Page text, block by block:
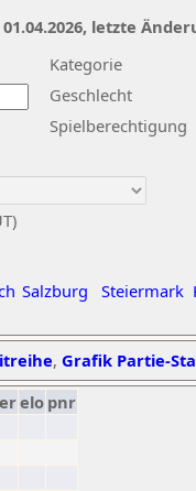
Kategorie
Geschlecht
Spielberechtigung
Salzburg Steiermark
letzte
, Grafik Partie-
elo pnr